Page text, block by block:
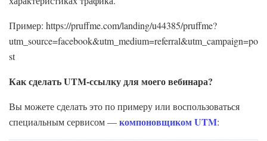
Пример: https://pruffme.com/landing/u44385/pruffme?
utm_source=facebook&utm_medium=referral&utm_campaign=po
st
Как сделать UTM-ссылку для моего вебинара?
Вы можете сделать это по примеру или воспользоваться
специальным сервисом —компоновщиком UTM: